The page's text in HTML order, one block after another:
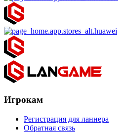
Игрокам
Регистрация для ланнера
Обратная связь